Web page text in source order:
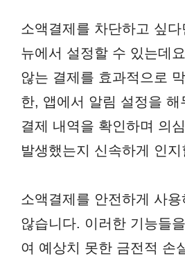
소액결제를 차단하고 싶다
뉴에서 설정할 수 있는데
않는 결제를 효과적으로
한, 앱에서 알림 설정을 해
결제 내역을 확인하며 의
발생했는지 신속하게 인
소액결제를 안전하게 사용
않습니다. 이러한 기능들
여 예상치 못한 금전적 손